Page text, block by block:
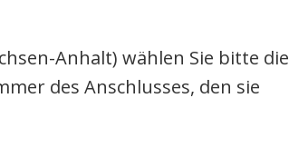
Anhalt) wählen Sie bitte die
des Anschlusses, den sie